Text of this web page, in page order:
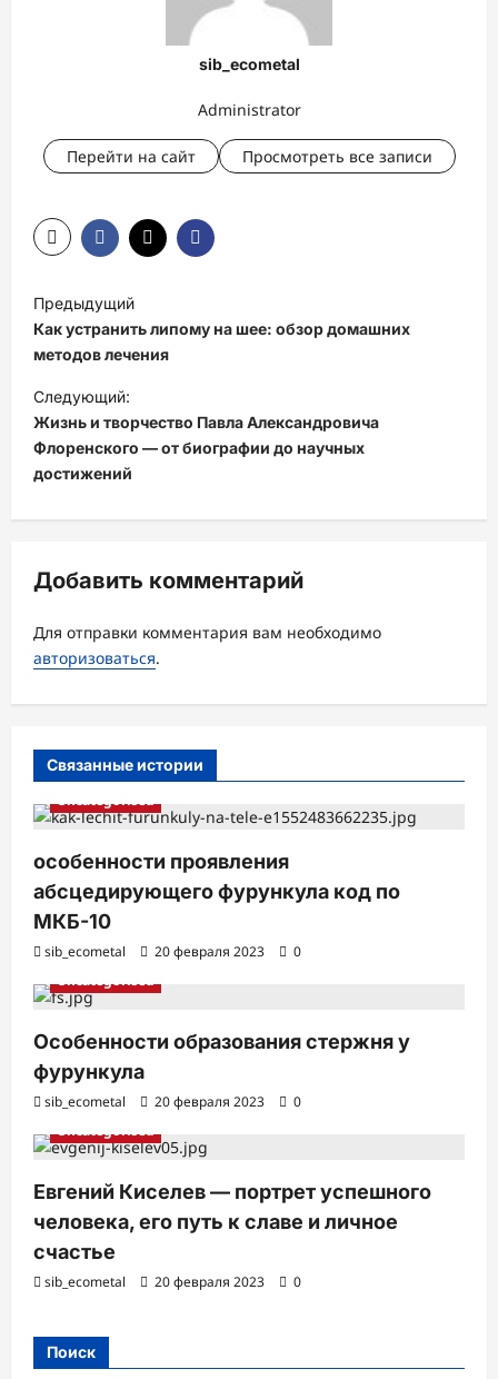
sib_ecometal
Administrator
Перейти на сайт Просмотреть все записи
а
в
и
г
а
я
з
а
п
и
Предыдущий
Как устранить липому на шее: обзор домашних
методов лечения
Следующий:
Жизнь и творчество Павла Александровича
Флоренского — от биографии до научных
достижений
Добавить комментарий
Для отправки комментария вам необходимо
авторизоваться.
Связанные истории
Uncategorised
особенности проявления
абсцедирующего фурункула код по
МКБ-10
sib_ecometal 20 февраля 2023
0
Uncategorised
Особенности образования стержня у
фурункула
sib_ecometal 20 февраля 2023
0
Uncategorised
Евгений Киселев — портрет успешного
человека, его путь к славе и личное
счастье
sib_ecometal 20 февраля 2023 0
Поиск